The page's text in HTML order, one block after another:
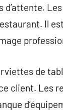
Il
de
client. Les